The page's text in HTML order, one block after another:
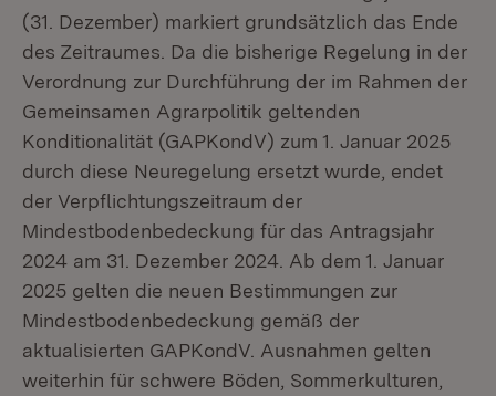
(31. Dezember) markiert grundsätzlich das Ende
des Zeitraumes. Da die bisherige Regelung in der
Verordnung zur Durchführung der im Rahmen der
Gemeinsamen Agrarpolitik geltenden
Konditionalität (GAPKondV) zum 1. Januar 2025
durch diese Neuregelung ersetzt wurde, endet
der Verpflichtungszeitraum der
Mindestbodenbedeckung für das Antragsjahr
2024 am 31. Dezember 2024. Ab dem 1. Januar
2025 gelten die neuen Bestimmungen zur
Mindestbodenbedeckung gemäß der
aktualisierten GAPKondV. Ausnahmen gelten
weiterhin für schwere Böden, Sommerkulturen,